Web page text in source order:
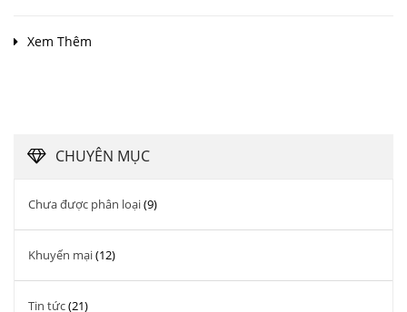
Xem Thêm
CHUYÊN MỤC
Chưa được phân loại(9)
Khuyến mại(12)
Tin tức(21)